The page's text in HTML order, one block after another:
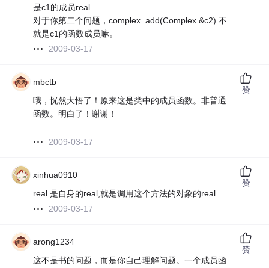
是c1的成员real.
对于你第二个问题，complex_add(Complex &c2) 不
就是c1的函数成员嘛。
2009-03-17
mbctb
哦，恍然大悟了！原来这是类中的成员函数。非普通
函数。明白了！谢谢！
2009-03-17
赞
xinhua0910
real 是自身的real,就是调用这个方法的对象的real
2009-03-17
赞
arong1234
这不是书的问题，而是你自己理解问题。一个成员函
赞